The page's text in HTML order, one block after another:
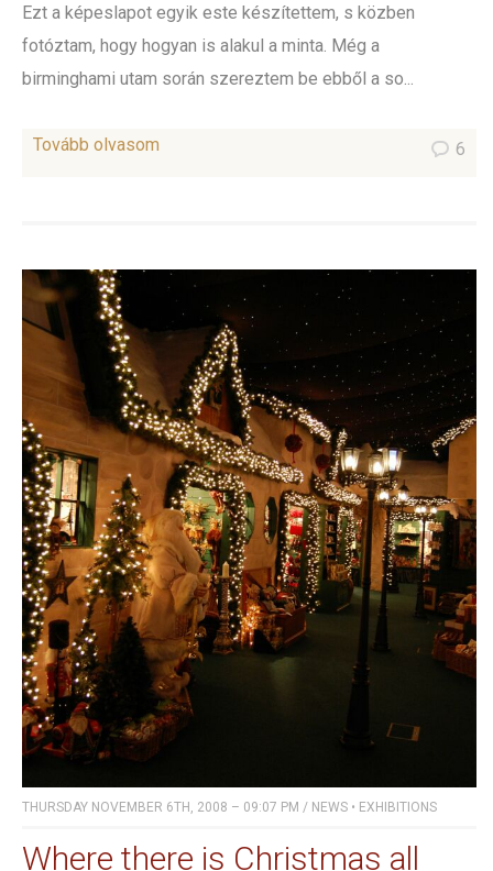
Ezt a képeslapot egyik este készítettem, s közben
fotóztam, hogy hogyan is alakul a minta. Még a
birminghami utam során szereztem be ebből a so...
Tovább olvasom 6
THURSDAY NOVEMBER 6TH, 2008 – 09:07 PM / NEWS • EXHIBITIONS
Where there is Christmas all